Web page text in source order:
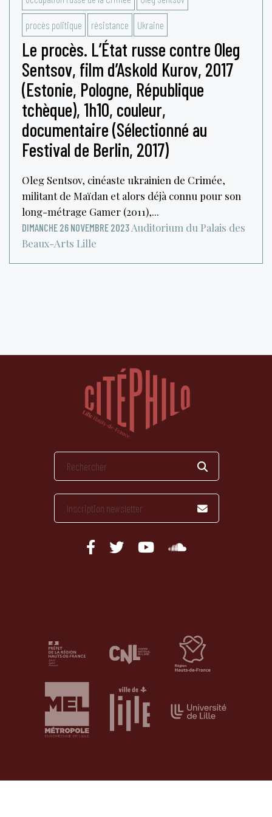
procès politique résistance Ukraine
Le procès. L’État russe contre Oleg
Sentsov, film d’Askold Kurov, 2017
(Estonie, Pologne, République
tchèque), 1h10, couleur,
documentaire (Sélectionné au
Festival de Berlin, 2017)
Oleg Sentsov, cinéaste ukrainien de Crimée,
militant de Maïdan et alors déjà connu pour son
long-métrage Gamer (2011),...
DIMANCHE 26 NOVEMBRE 2023 Auditorium du Palais des
Beaux-Arts Lille